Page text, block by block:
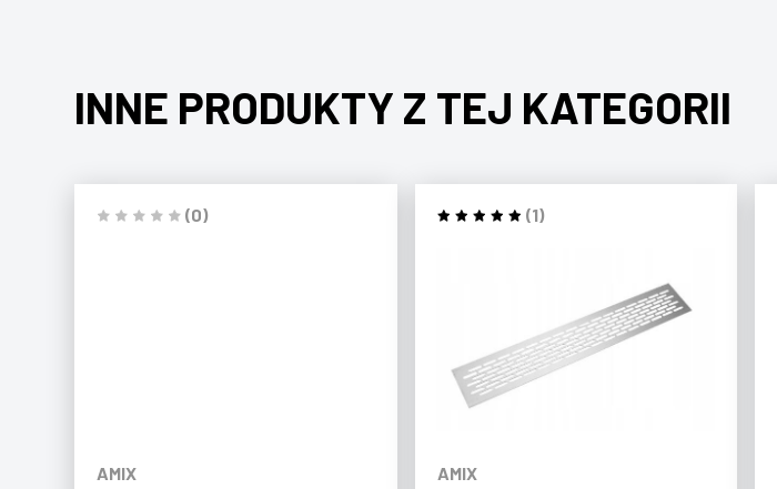
INNE PRODUKTY Z TEJ KATEGORII
(0)
AMIX
(1)
AMIX